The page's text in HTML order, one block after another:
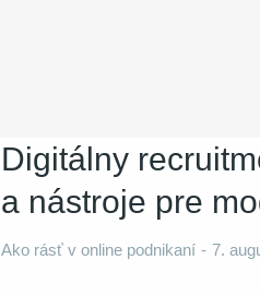
Digitálny
a nástroje pre
Ako rásť v online podnikaní 7.